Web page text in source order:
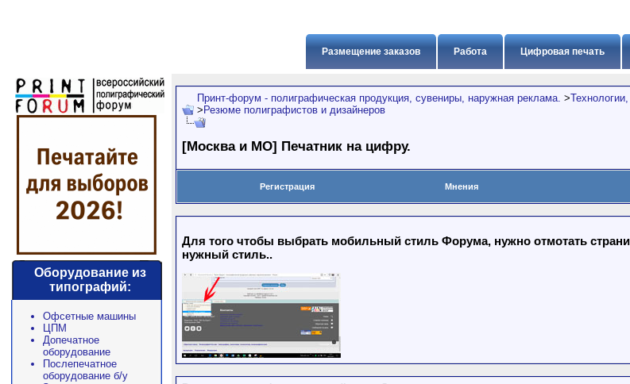
Цифровая печать
Работа
Размещение заказов
Оборудование из
типографий:
Офсетные машины
ЦПМ
Допечатное
оборудование
Послепечатное
оборудование б/у
Принт-форум - полиграфическая продукция, сувениры, наружная реклама. >
> Резюме полиграфистов и дизайнеров
[Москва и МО] Печатник на цифру.
Регистрация Мнения
Для того чтобы выбрать мобильный стиль Форума, нужно отмотать
нужный стиль..